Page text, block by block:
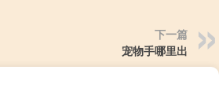
下一篇
宠物手哪里出